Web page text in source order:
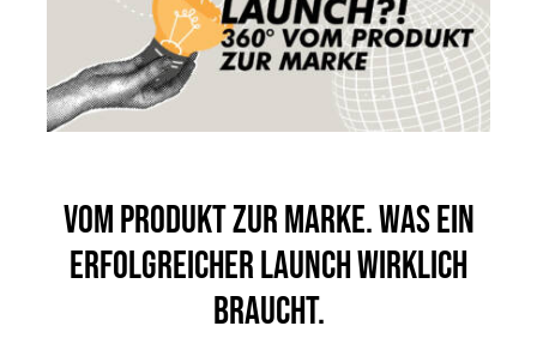
Vom Produkt zur Marke. Was ein
erfolgreicher Launch wirklich
braucht.